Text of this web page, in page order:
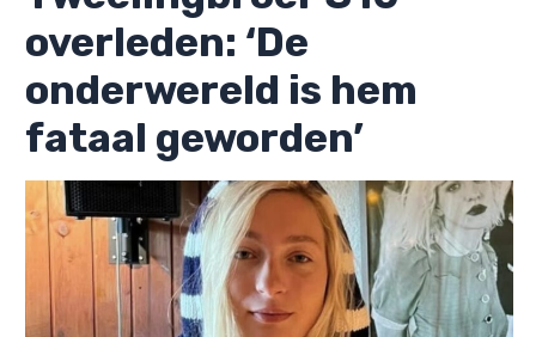
overleden: ‘De
onderwereld is hem
fataal geworden’